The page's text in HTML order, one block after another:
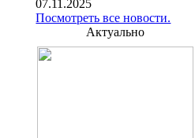
07.11.2025
Посмотреть все новости.
Актуально